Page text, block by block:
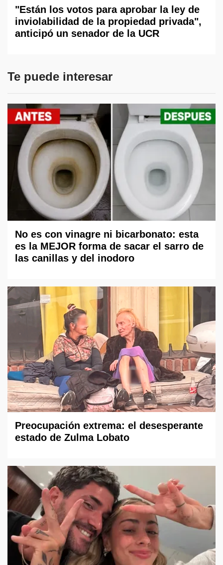
"Están los votos para aprobar la ley de
inviolabilidad de la propiedad privada",
anticipó un senador de la UCR
Te puede interesar
No es con vinagre ni bicarbonato: esta
es la MEJOR forma de sacar el sarro de
las canillas y del inodoro
Preocupación extrema: el desesperante
estado de Zulma Lobato